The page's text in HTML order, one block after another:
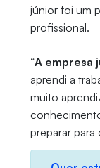
júnior foi um
profissional.
“A empresa
aprendi a
muito
preparar para